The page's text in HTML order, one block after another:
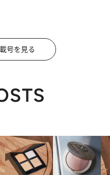
号を見る